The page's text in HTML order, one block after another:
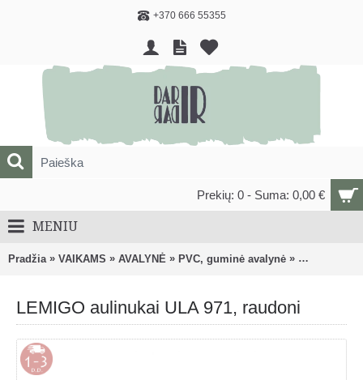
+370 666 55355
Prekių: 0 - Suma: 0,00 €
MENIU
Pradžia » VAIKAMS » AVALYNĖ » PVC, guminė avalynė » LEMIGO
LEMIGO aulinukai ULA 971, raudoni